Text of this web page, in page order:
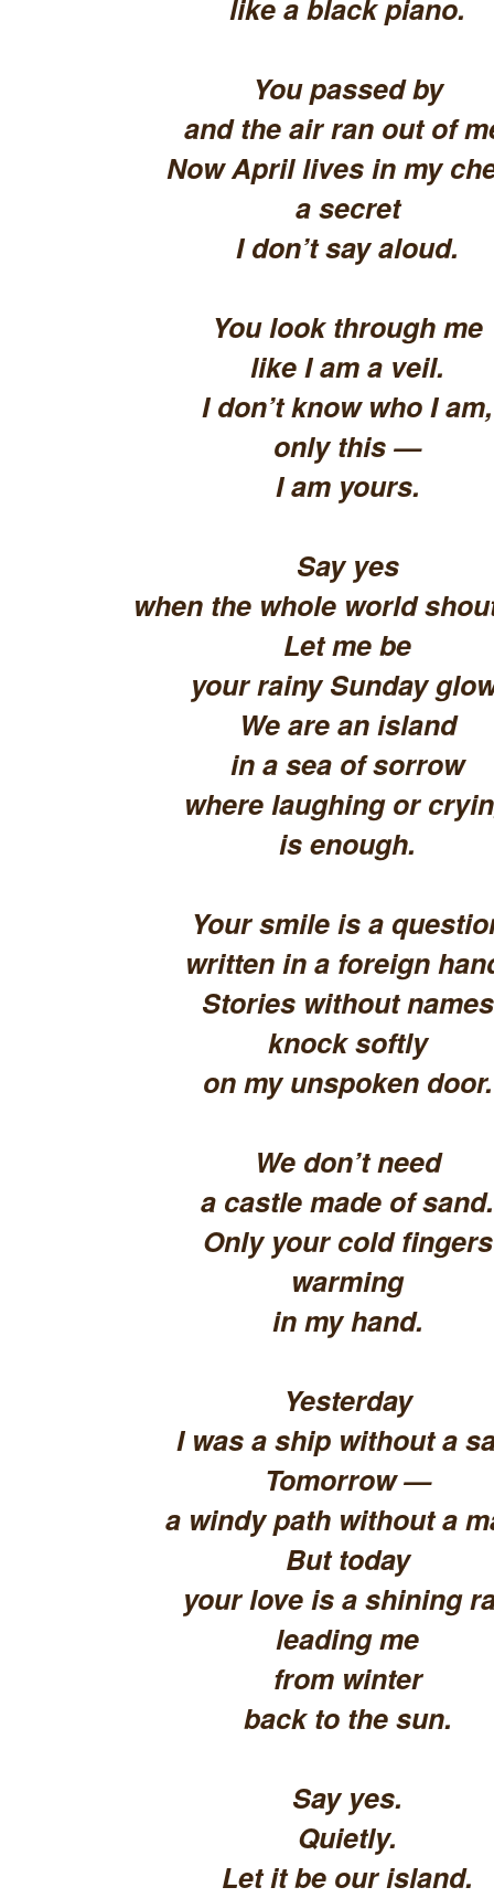
like a black piano.
You passed by
and the air ran out of
Now April lives in my
a secret
I don’t say aloud.
You look through me
like I am a veil.
I don’t know who I am,
only this —
I am yours.
Say yes
when the whole world
Let me be
your rainy Sunday
We are an island
in a sea of sorrow
where laughing or
is enough.
Your smile is a
written in a foreign
Stories without names
knock softly
on my unspoken door.
We don’t need
a castle made of sand.
Only your cold fingers
warming
in my hand.
Yesterday
I was a ship without a
Tomorrow —
a windy path without a
But today
your love is a shining
leading me
from winter
back to the sun.
Say yes.
Quietly.
Let it be our island.